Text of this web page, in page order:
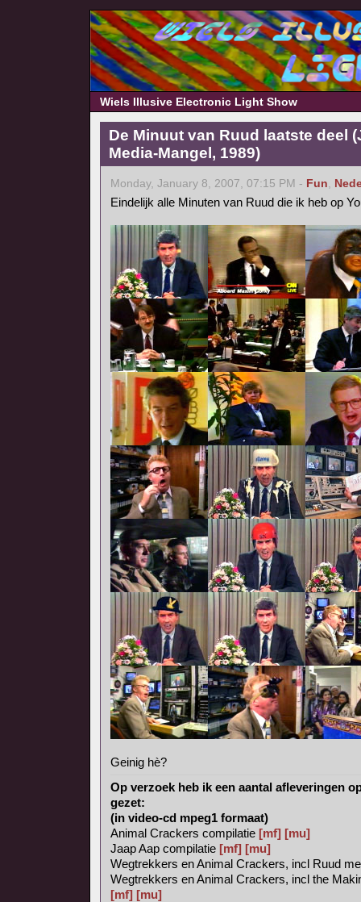
Wiels Illusive Electronic Light Show
De Minuut van Ruud laatste deel
Media-Mangel, 1989)
Monday, January 8, 2007, 07:15 PM - Fun,
Eindelijk alle Minuten van Ruud die ik heb op
Geinig hè?
Op verzoek heb ik een aantal afleveringen
gezet:
(in video-cd mpeg1 formaat)
Animal Crackers compilatie [mf] [mu]
Jaap Aap compilatie [mf] [mu]
Wegtrekkers en Animal Crackers, incl Ruud
Wegtrekkers en Animal Crackers, incl the
[mf] [mu]